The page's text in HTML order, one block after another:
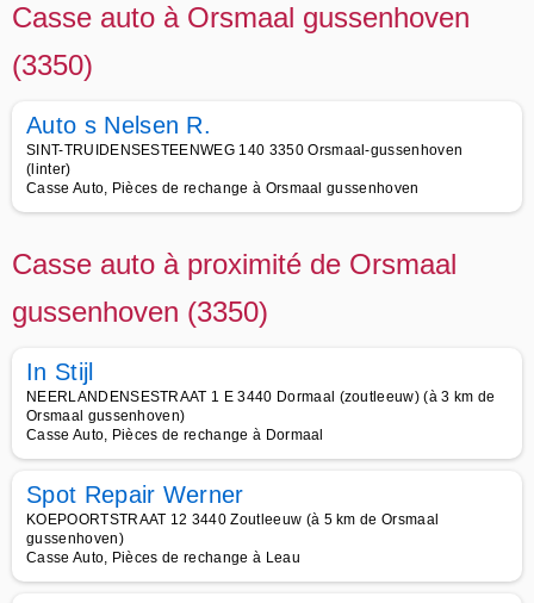
Casse auto à Orsmaal gussenhoven
(3350)
Auto s Nelsen R.
SINT-TRUIDENSESTEENWEG 140 3350 Orsmaal-gussenhoven
(linter)
Casse Auto, Pièces de rechange à Orsmaal gussenhoven
Casse auto à proximité de Orsmaal
gussenhoven (3350)
In Stijl
NEERLANDENSESTRAAT 1 E 3440 Dormaal (zoutleeuw) (à 3 km de
Orsmaal gussenhoven)
Casse Auto, Pièces de rechange à Dormaal
Spot Repair Werner
KOEPOORTSTRAAT 12 3440 Zoutleeuw (à 5 km de Orsmaal
gussenhoven)
Casse Auto, Pièces de rechange à Leau